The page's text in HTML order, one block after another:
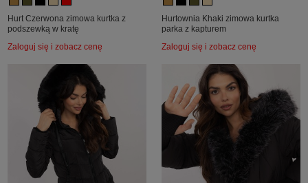
Hurt Czerwona zimowa kurtka z
podszewką w kratę
Zaloguj się i zobacz cenę
Hurtownia Khaki zimowa kurtka
parka z kapturem
Zaloguj się i zobacz cenę